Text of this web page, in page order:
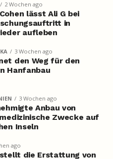
2 Wochen ago
lässt Ali G bei
in
aufleben
3 Wochen ago
den Weg für den
Hanfanbau
3 Wochen ago
Anbau von
Zwecke auf
Inseln
ago
die Erstattung von